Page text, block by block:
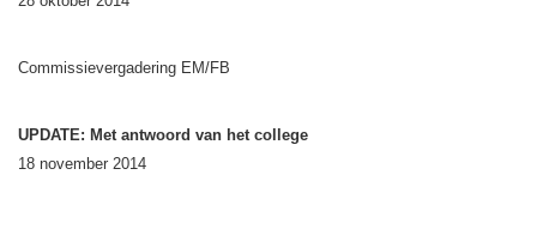
Commissievergadering EM/FB
UPDATE: Met antwoord van het college
18 november 2014